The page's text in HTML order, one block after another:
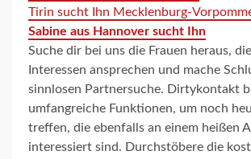
Tirin sucht Ihn Mecklenburg-
Sabine aus Hannover sucht Ihn
Suche dir bei uns die Frauen heraus,
Interessen ansprechen und mache
sinnlosen Partnersuche. Dirtykontakt
umfangreiche Funktionen, um noch
treffen, die ebenfalls an einem heißen
interessiert sind. Durchstöbere die